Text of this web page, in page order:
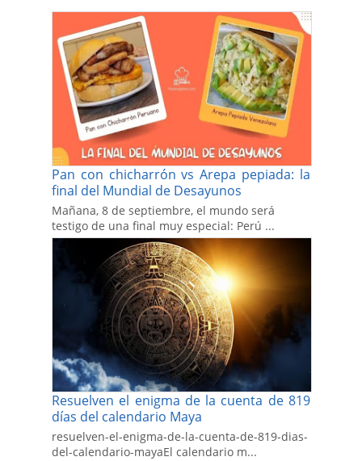
Pan con chicharrón vs Arepa pepiada: la
final del Mundial de Desayunos
Mañana, 8 de septiembre, el mundo será
testigo de una final muy especial: Perú ...
Resuelven el enigma de la cuenta de 819
días del calendario Maya
resuelven-el-enigma-de-la-cuenta-de-819-dias-
del-calendario-mayaEl calendario m...